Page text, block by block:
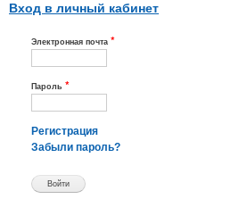
Вход в личный кабинет
Электронная почта *
Пароль *
Регистрация
Забыли пароль?